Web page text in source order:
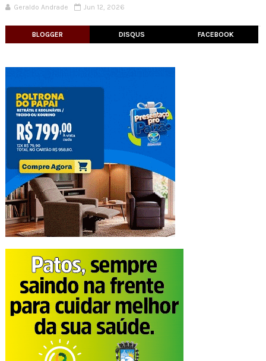
Geraldo Andrade Jun 12, 2026
BLOGGER DISQUS FACEBOOK